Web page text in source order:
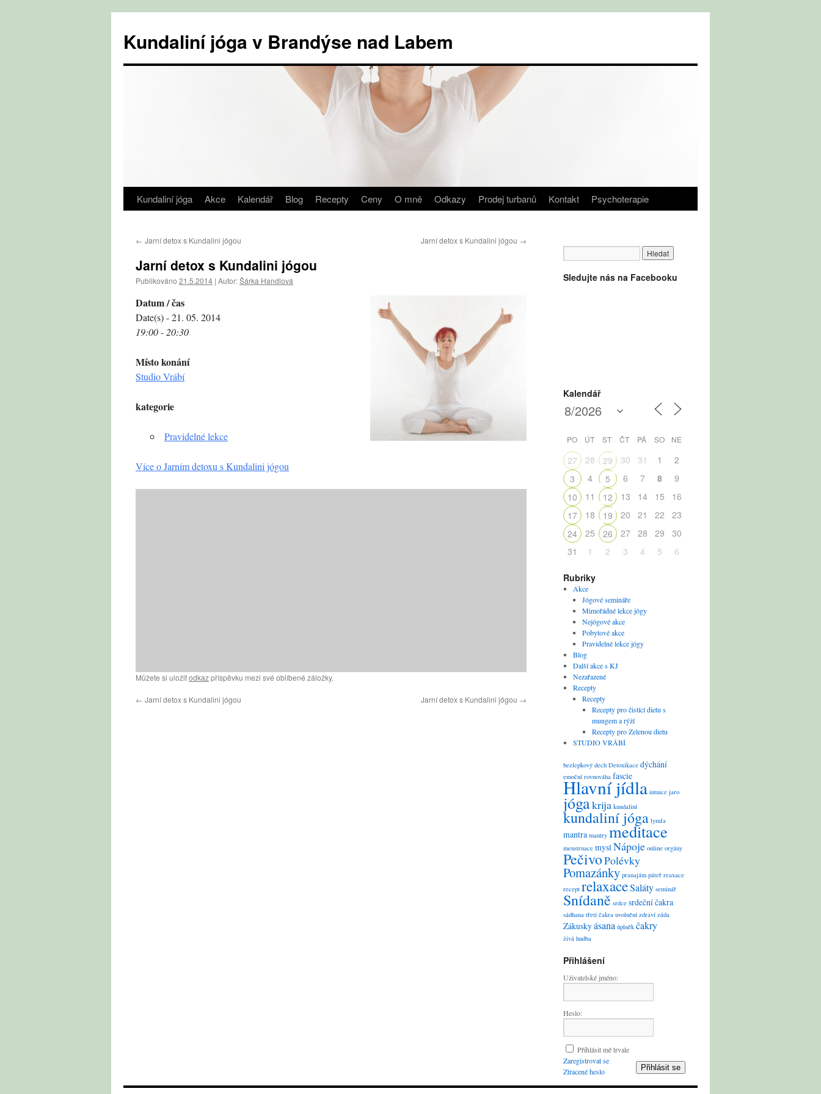
obsahu
webu
Kundaliní jóga v Brandýse nad Labem
Kundaliní jóga Akce Kalendář Blog Recepty Ceny O mně Odkazy Prodej turbanů Kontakt Psychoterapie
← Jarní detox s Kundalini jógou Jarní detox s Kundalini jógou →
Jarní detox s Kundalini jógou
Publikováno 21.5.2014 | Autor:Šárka Handlová
Datum / čas
Date(s) - 21. 05. 2014
19:00 - 20:30
Místo konání
Studio Vrábí
kategorie
Pravidelné lekce
Více o Jarním detoxu s Kundalini jógou
Můžete si uložitodkazpříspěvku mezi své oblíbené záložky.
← Jarní detox s Kundalini jógou Jarní detox s Kundalini jógou →
Sledujte nás na Facebooku
Kalendář
PO ÚT ST ČT PÁ SO NE
27 28 29 30 31 1
2
3
4 5 6 7 8
9
10
11 12 13 14 15
16
17
18 19 20 21 22
23
24
25 26 27 28 29
30
31
1 2 3 4 5 6
Rubriky
Akce
Jógové semináře
Mimořádné lekce jógy
Nejógové akce
Pobytové akce
Pravidelné lekce jógy
Blog
Další akce s KJ
Nezařazené
Recepty
Recepty
Recepty pro čistící dietu s
mungem a rýží
Recepty pro Zelenou dietu
STUDIO VRÁBÍ
bezlepkový dech Detoxikace dýchání
emoční rovnováha fascie
Hlavní jídla intuice jaro
jógakrija kundaliní
kundaliní jóga lymfa
mantra mantry meditace
menstruace myslNápoje online orgány
PečivoPolévky
Pomazánky pranajám páteř reaxace
recept relaxaceSaláty seminář
Snídaně srdce srdeční čakra
sádhana třetí čakra uvolnění zdraví záda
Zákuskyásana úplněk čakry
živá hudba
Přihlášení
Uživatelské jméno:
Heslo:
Přihlásit mě trvale
Přihlásit se
Zaregistrovat se
Ztracené heslo